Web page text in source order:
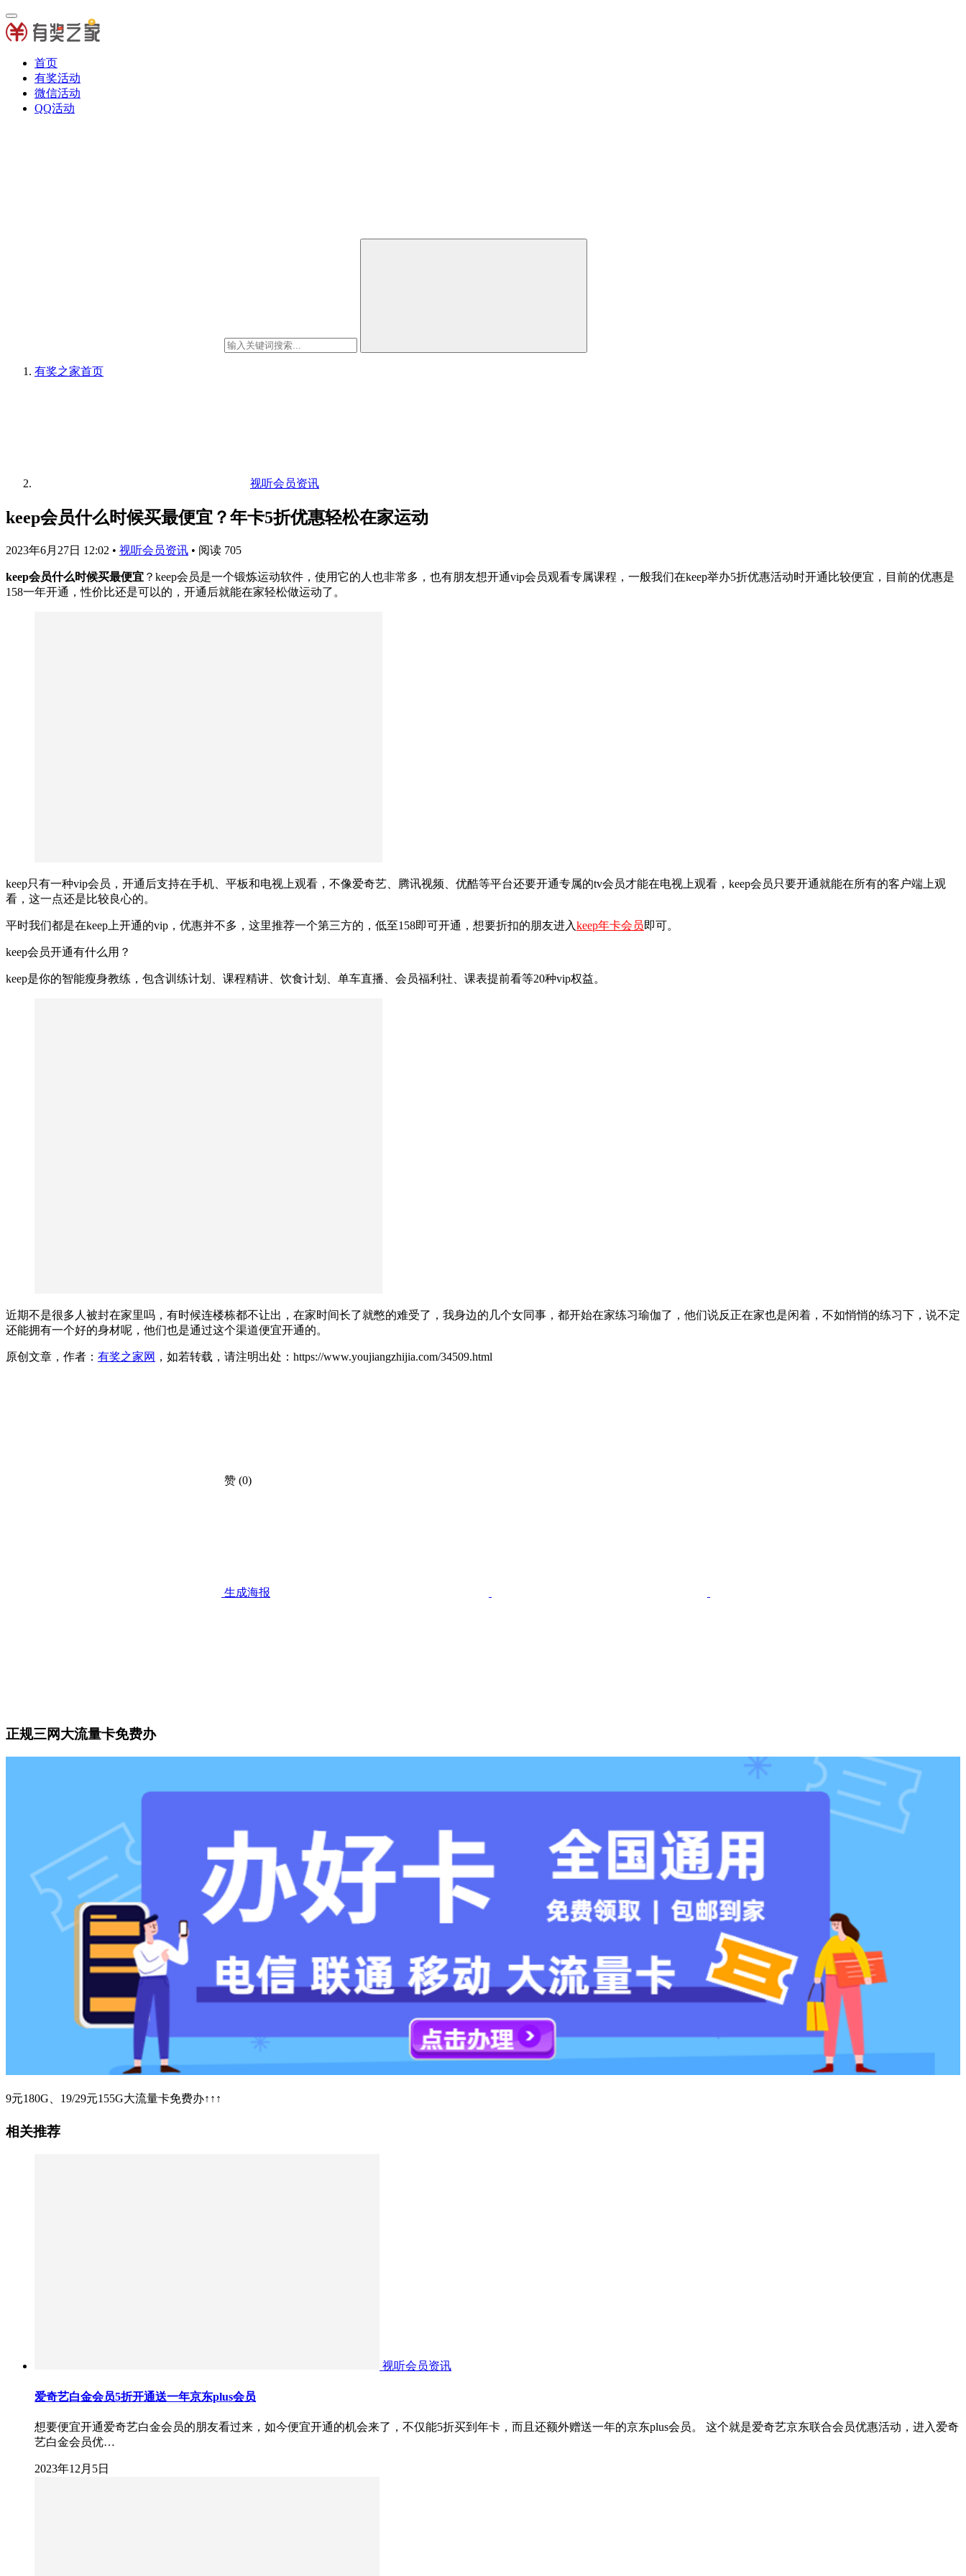
首页
有奖活动
微信活动
QQ活动
有奖之家首页
视听会员资讯
keep会员什么时候买最便宜？年卡5折优惠轻松在家运动
2023年6月27日 12:02 • 视听会员资讯 • 阅读 705
keep会员什么时候买最便宜 ？keep会员是一个锻炼运动软件，使用它的人也非常多，也有朋友想开通vip会员观看专属课程，一般我们在keep举办5折优惠活动时开通比较便宜，目前的优惠是
158一年开通，性价比还是可以的，开通后就能在家轻松做运动了。
keep只有一种vip会员，开通后支持在手机、平板和电视上观看，不像爱奇艺、腾讯视频、优酷等平台还要开通专属的tv会员才能在电视上观看，keep会员只要开通就能在所有的客户端上观
看，这一点还是比较良心的。
平时我们都是在keep上开通的vip，优惠并不多，这里推荐一个第三方的，低至158即可开通，想要折扣的朋友进入keep年卡会员即可。
keep会员开通有什么用？
keep是你的智能瘦身教练，包含训练计划、课程精讲、饮食计划、单车直播、会员福利社、课表提前看等20种vip权益。
近期不是很多人被封在家里吗，有时候连楼栋都不让出，在家时间长了就憋的难受了，我身边的几个女同事，都开始在家练习瑜伽了，他们说反正在家也是闲着，不如悄悄的练习下，说不定
还能拥有一个好的身材呢，他们也是通过这个渠道便宜开通的。
原创文章，作者： 有奖之家网 ，如若转载，请注明出处：https://www.youjiangzhijia.com/34509.html
赞 (0)
生成海报
正规三网大流量卡免费办
9元180G、19/29元155G大流量卡免费办↑↑↑
相关推荐
视听会员资讯
爱奇艺白金会员5折开通送一年京东plus会员
想要便宜开通爱奇艺白金会员的朋友看过来，如今便宜开通的机会来了，不仅能5折买到年卡，而且还额外赠送一年的京东plus会员。 这个就是爱奇艺京东联合会员优惠活动，进入爱奇
艺白金会员优…
2023年12月5日